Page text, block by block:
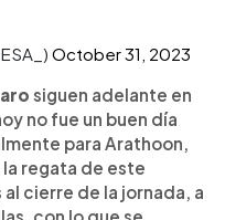
October 31, 2023
siguen adelante en
no fue un buen día
para Arathoon,
regata de este
cierre de la jornada, a